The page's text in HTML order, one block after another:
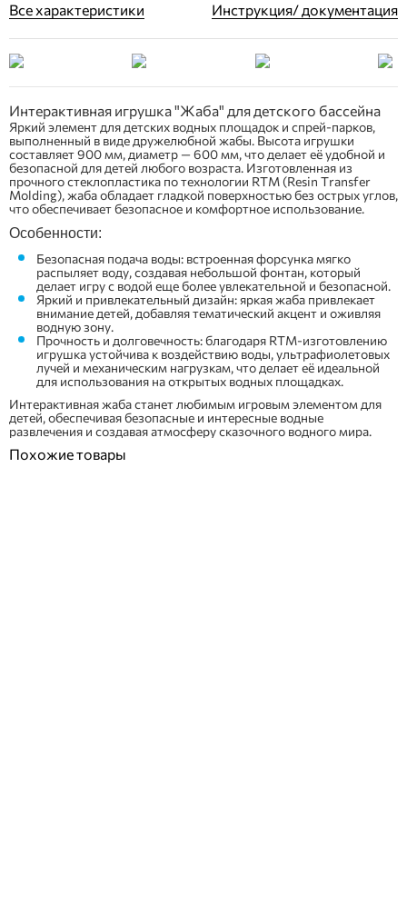
Все характеристики Инструкция/ документация
Интерактивная игрушка "Жаба" для детского бассейна
Яркий элемент для детских водных площадок и спрей-парков,
выполненный в виде дружелюбной жабы. Высота игрушки
составляет 900 мм, диаметр — 600 мм, что делает её удобной и
безопасной для детей любого возраста. Изготовленная из
прочного стеклопластика по технологии RTM (Resin Transfer
Molding), жаба обладает гладкой поверхностью без острых углов,
что обеспечивает безопасное и комфортное использование.
Особенности:
Безопасная подача воды: встроенная форсунка мягко
распыляет воду, создавая небольшой фонтан, который
делает игру с водой еще более увлекательной и безопасной.
Яркий и привлекательный дизайн: яркая жаба привлекает
внимание детей, добавляя тематический акцент и оживляя
водную зону.
Прочность и долговечность: благодаря RTM-изготовлению
игрушка устойчива к воздействию воды, ультрафиолетовых
лучей и механическим нагрузкам, что делает её идеальной
для использования на открытых водных площадках.
Интерактивная жаба станет любимым игровым элементом для
детей, обеспечивая безопасные и интересные водные
развлечения и создавая атмосферу сказочного водного мира.
Похожие товары